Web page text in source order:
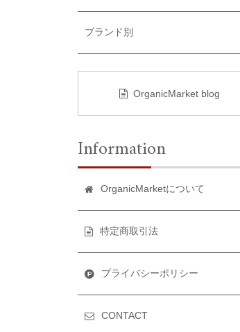
ブランド別
OrganicMarket blog
Information
OrganicMarketについて
特定商取引法
プライバシーポリシー
CONTACT